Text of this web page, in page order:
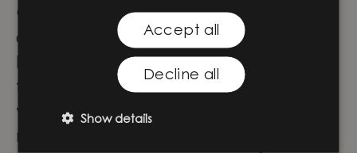
Genom att förena ingenjörskompetens,
digital expertis och affärsförståelse
hjälper vi våra kunder att omvandla ny
teknik till verkliga lösningar som skapar
värde. Vi arbetar i skärningspunkten
mellan affärsstrategi och
Accept all
Decline all
Show details